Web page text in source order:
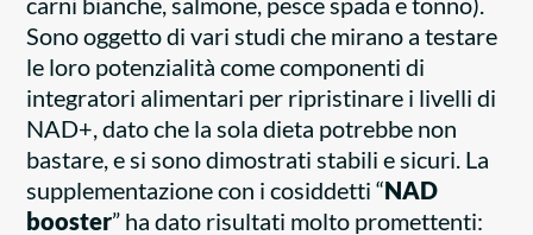
Sono oggetto di vari studi che mirano a testare
le loro potenzialità come componenti di
integratori alimentari per ripristinare i livelli di
NAD+, dato che la sola dieta potrebbe non
bastare, e si sono dimostrati stabili e sicuri. La
supplementazione con i cosiddetti “NAD
booster” ha dato risultati molto promettenti: